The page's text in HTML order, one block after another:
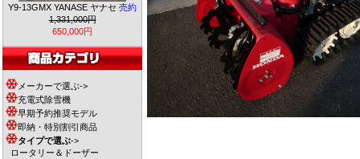
Y9-13GMX YANASE ヤナセ 売約
1,331,000円
650,000円
メーカーで選ぶ->
充電式除雪機
早期予約推奨モデル
即納・特別割引商品
タイプで選ぶ->
ロータリー＆ドーザー